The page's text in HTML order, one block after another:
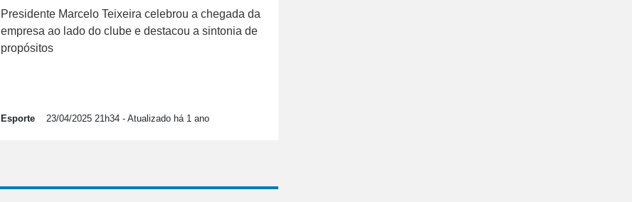
Presidente Marcelo Teixeira celebrou a chegada da
empresa ao lado do clube e destacou a sintonia de
propósitos
Esporte 23/04/2025 21h34 - Atualizado há 1 ano